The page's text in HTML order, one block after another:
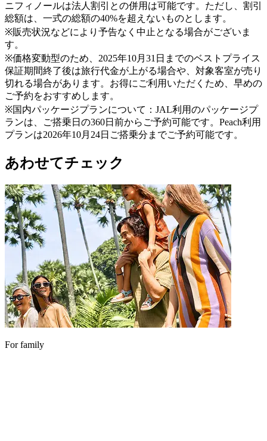
ニフィノールは法人割引との併用は可能です。ただし、割引
総額は、一式の総額の40%を超えないものとします。
※販売状況などにより予告なく中止となる場合がございま
す。
※価格変動型のため、2025年10月31日までのベストプライス
保証期間終了後は旅行代金が上がる場合や、対象客室が売り
切れる場合があります。お得にご利用いただくため、早めの
ご予約をおすすめします。
※国内パッケージプランについて：JAL利用のパッケージプ
ランは、ご搭乗日の360日前からご予約可能です。Peach利用
プランは2026年10月24日ご搭乗分までご予約可能です。
あわせてチェック
For family